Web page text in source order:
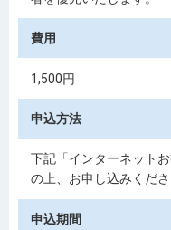
費用
1,500円
申込方法
下記「インターネット
の上、お申し込みくださ
申込期間